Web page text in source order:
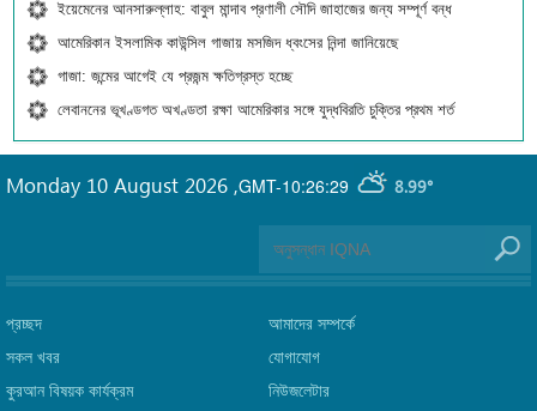
ইয়েমেনের আনসারুল্লাহ: বাবুল মান্দাব প্রণালী সৌদি জাহাজের জন্য সম্পূর্ণ বন্ধ
আমেরিকান ইসলামিক কাউন্সিল গাজায় মসজিদ ধ্বংসের নিন্দা জানিয়েছে
গাজা: জন্মের আগেই যে প্রজন্ম ক্ষতিগ্রস্ত হচ্ছে
লেবাননের ভূখণ্ডগত অখণ্ডতা রক্ষা আমেরিকার সঙ্গে যুদ্ধবিরতি চুক্তির প্রথম শর্ত
GMT-10:26:29 8.99°
Monday 10 August 2026 ,
প্রচ্ছদ
সকল খবর
কুরআন বিষয়ক কার্যক্রম
আমাদের সম্পর্কে
যোগাযোগ
নিউজলেটার